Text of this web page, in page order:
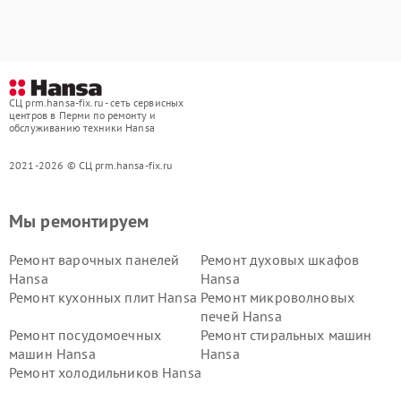
СЦ prm.hansa-fix.ru - сеть сервисных
центров в Перми по ремонту и
обслуживанию техники Hansa
2021-2026 © СЦ prm.hansa-fix.ru
Мы ремонтируем
Ремонт варочных панелей
Hansa
Ремонт духовых шкафов
Hansa
Ремонт кухонных плит Hansa Ремонт микроволновых
печей Hansa
Ремонт посудомоечных
машин Hansa
Ремонт стиральных машин
Hansa
Ремонт холодильников Hansa